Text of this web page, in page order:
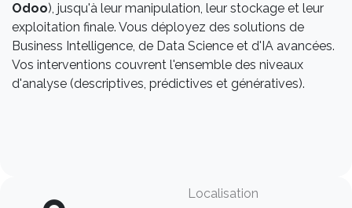
Localisation
Odoo), jusqu'à leur manipulation, leur stockage et leur
exploitation finale. Vous déployez des solutions de
Business Intelligence, de Data Science et d'IA avancées.
Vos interventions couvrent l'ensemble des niveaux
d'analyse (descriptives, prédictives et génératives).